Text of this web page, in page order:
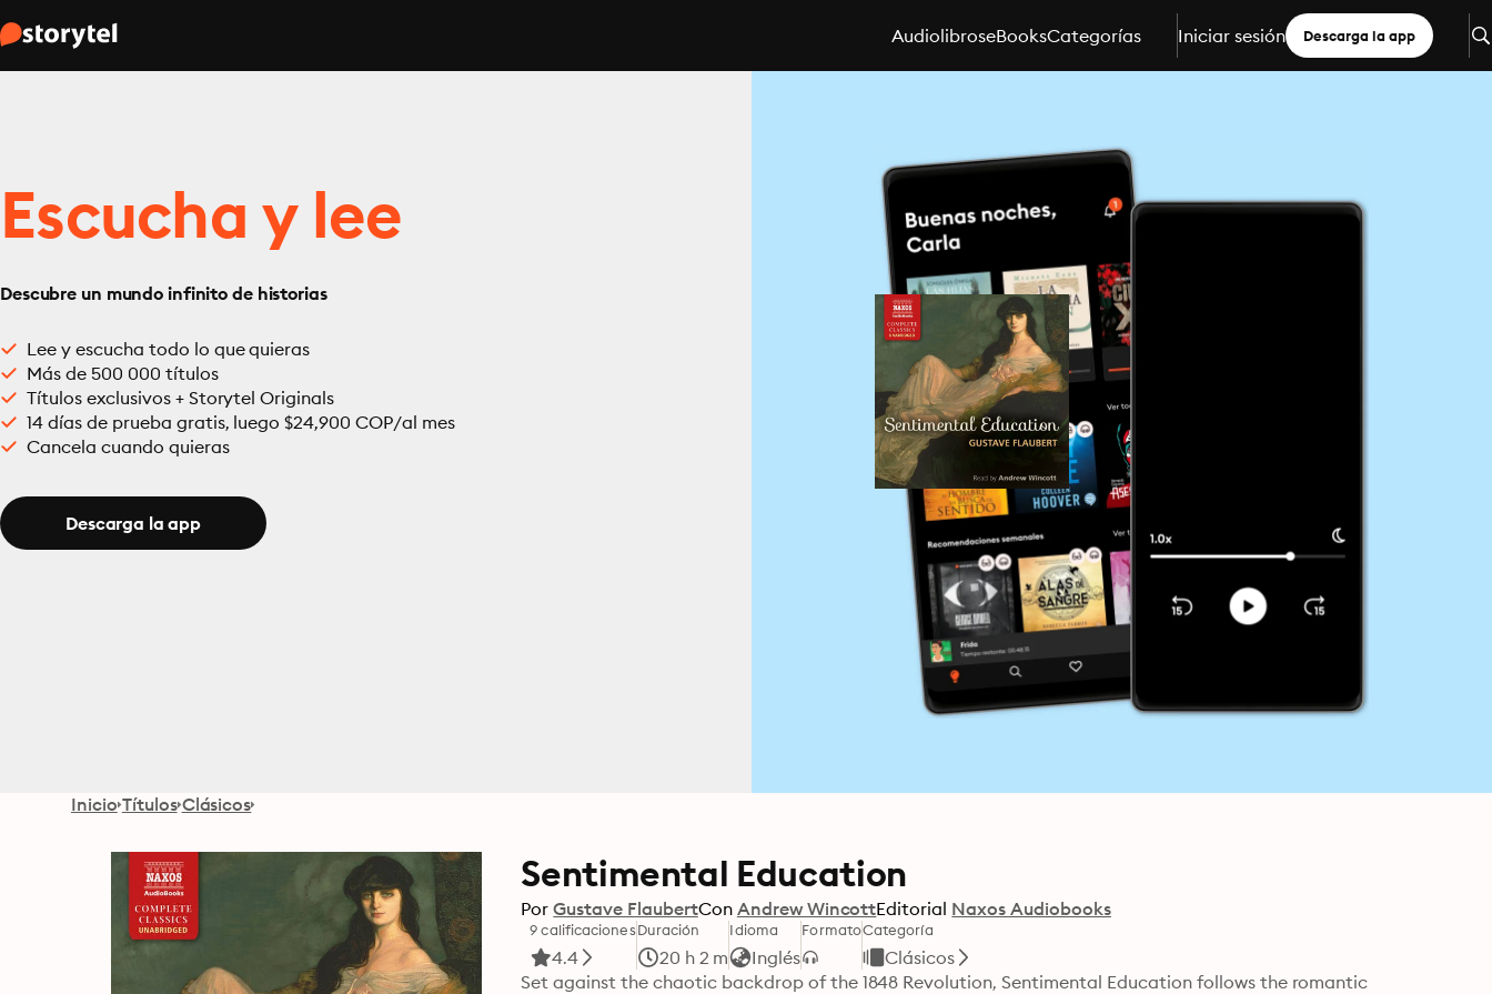
AudiolibroseBooksCategorías Iniciar sesión Descarga la app
Escucha y lee
Descubre un mundo infinito de historias
Lee y escucha todo lo que quieras
Más de 500 000 títulos
Títulos exclusivos + Storytel Originals
14 días de prueba gratis, luego $24,900 COP/al mes
Cancela cuando quieras
Descarga la app
Inicio Títulos Clásicos
Sentimental Education
Por Gustave FlaubertCon Andrew WincottEditorial Naxos Audiobooks
9 calificaciones
4.4
Duración
20 h 2 m
Idioma
Inglés
FormatoCategoría
Clásicos
Set against the chaotic backdrop of the 1848 Revolution, Sentimental Education follows the romantic